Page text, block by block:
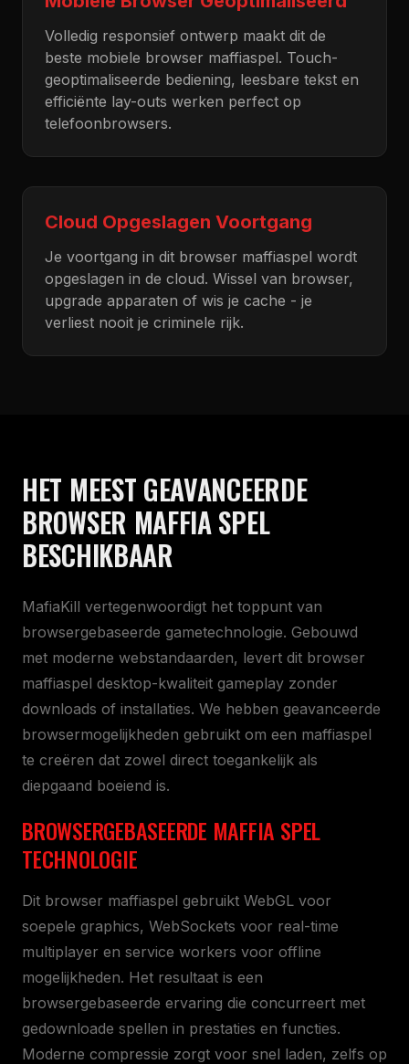
Volledig responsief ontwerp maakt dit de
beste mobiele browser maffiaspel. Touch-
geoptimaliseerde bediening, leesbare tekst en
efficiënte lay-outs werken perfect op
telefoonbrowsers.
Cloud Opgeslagen Voortgang
Je voortgang in dit browser maffiaspel wordt
opgeslagen in de cloud. Wissel van browser,
upgrade apparaten of wis je cache - je
verliest nooit je criminele rijk.
HET MEEST GEAVANCEERDE
BROWSER MAFFIA SPEL
BESCHIKBAAR
MafiaKill vertegenwoordigt het toppunt van
browsergebaseerde gametechnologie. Gebouwd
met moderne webstandaarden, levert dit browser
maffiaspel desktop-kwaliteit gameplay zonder
downloads of installaties. We hebben geavanceerde
browsermogelijkheden gebruikt om een maffiaspel
te creëren dat zowel direct toegankelijk als
diepgaand boeiend is.
BROWSERGEBASEERDE MAFFIA SPEL
TECHNOLOGIE
Dit browser maffiaspel gebruikt WebGL voor
soepele graphics, WebSockets voor real-time
multiplayer en service workers voor offline
mogelijkheden. Het resultaat is een
browsergebaseerde ervaring die concurreert met
gedownloade spellen in prestaties en functies.
Moderne compressie zorgt voor snel laden, zelfs op